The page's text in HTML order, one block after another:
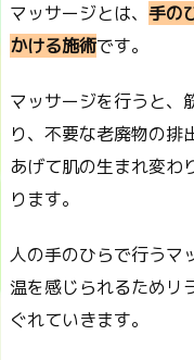
マッサージとは、 手の
かける施術です。
マッサージを行うと、
り、不要な老廃物の排
あげて肌の生まれ変わ
ります。
人の手のひらで行うマ
温を感じられるためリ
ぐれていきます。